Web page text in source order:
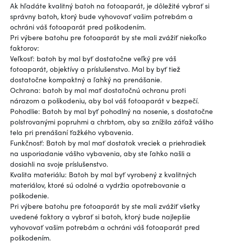
Ak hľadáte kvalitný batoh na fotoaparát, je dôležité vybrať si
správny batoh, ktorý bude vyhovovať vašim potrebám a
ochráni váš fotoaparát pred poškodením.
Pri výbere batohu pre fotoaparát by ste mali zvážiť niekoľko
faktorov:
Veľkosť: batoh by mal byť dostatočne veľký pre váš
fotoaparát, objektívy a príslušenstvo. Mal by byť tiež
dostatočne kompaktný a ľahký na prenášanie.
Ochrana: batoh by mal mať dostatočnú ochranu proti
nárazom a poškodeniu, aby bol váš fotoaparát v bezpečí.
Pohodlie: Batoh by mal byť pohodlný na nosenie, s dostatočne
polstrovanými popruhmi a chrbtom, aby sa znížila záťaž vášho
tela pri prenášaní ťažkého vybavenia.
Funkčnosť: Batoh by mal mať dostatok vreciek a priehradiek
na usporiadanie vášho vybavenia, aby ste ľahko našli a
dosiahli na svoje príslušenstvo.
Kvalita materiálu: Batoh by mal byť vyrobený z kvalitných
materiálov, ktoré sú odolné a vydržia opotrebovanie a
poškodenie.
Pri výbere batohu pre fotoaparát by ste mali zvážiť všetky
uvedené faktory a vybrať si batoh, ktorý bude najlepšie
vyhovovať vašim potrebám a ochráni váš fotoaparát pred
poškodením.